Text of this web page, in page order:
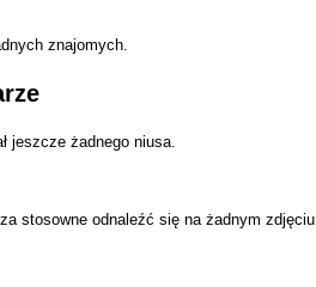
znajomych.
jeszcze żadnego niusa.
stosowne odnaleźć się na żadnym zdjęciu.